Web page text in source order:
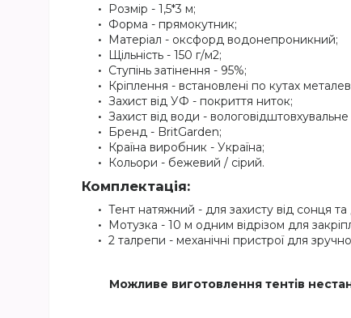
Розмір - 1,5*3 м;
Форма - прямокутник;
Матеріал - оксфорд водонепроникний;
Щільність - 150 г/м2;
Ступінь затінення - 95%;
Кріплення - встановлені по кутах
Захист від УФ - покриття ниток;
Захист від води -
Бренд - BritGarden;
Країна виробник - Україна;
Кольори - бежевий / сірий.
Комплектація:
Тент натяжний - для захисту від сонця
Мотузка - 10 м одним відрізом для
2 талрепи - механічні пристрої для
Можливе виготовлення тентів